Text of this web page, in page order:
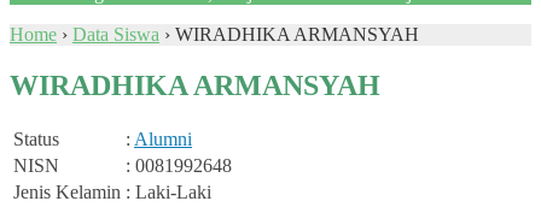
Home › Data Siswa › WIRADHIKA ARMANSYAH
WIRADHIKA ARMANSYAH
Status : Alumni
NISN
: 0081992648
Jenis Kelamin : Laki-Laki